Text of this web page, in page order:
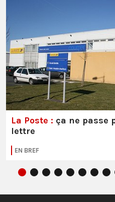
La Poste : ça ne passe
lettre
EN BREF